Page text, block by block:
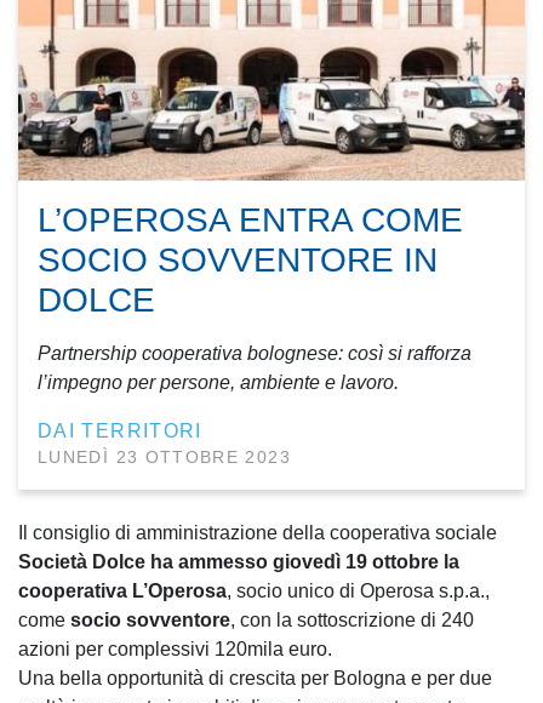
L’OPEROSA ENTRA COME
SOCIO SOVVENTORE IN
DOLCE
Partnership cooperativa bolognese: così si rafforza
l’impegno per persone, ambiente e lavoro.
DAI TERRITORI
LUNEDÌ 23 OTTOBRE 2023
Il consiglio di amministrazione della cooperativa sociale
Società Dolce ha ammesso giovedì 19 ottobre la
cooperativa L’Operosa, socio unico di Operosa s.p.a.,
come socio sovventore, con la sottoscrizione di 240
azioni per complessivi 120mila euro.
Una bella opportunità di crescita per Bologna e per due